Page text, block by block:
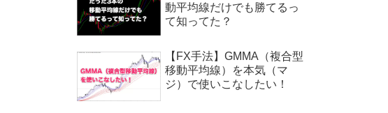
動平均線だけでも勝てるっ
て知ってた？
【FX手法】GMMA（複合型
移動平均線）を本気（マ
ジ）で使いこなしたい！